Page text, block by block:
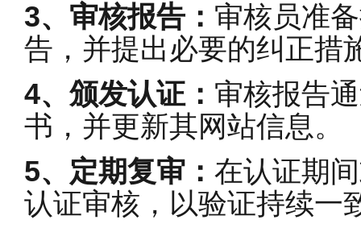
3、审核报告： 审核员准
告，并提出必要的纠正措
4、颁发认证： 审核报告
书，并更新其网站信息。
5、定期复审： 在认证期
认证审核，以验证持续一